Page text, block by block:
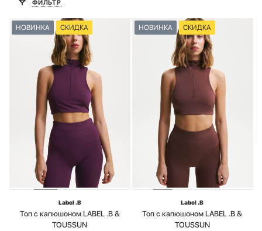
ФИЛЬТР
НОВИНКА СКИДКА
Label .B
Топ с капюшоном LABEL .B &
TOUSSUN
НОВИНКА СКИДКА
Label .B
Топ с капюшоном LABEL .B &
TOUSSUN